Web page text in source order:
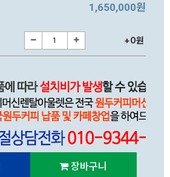
1,650,000원
+0원
장바구니